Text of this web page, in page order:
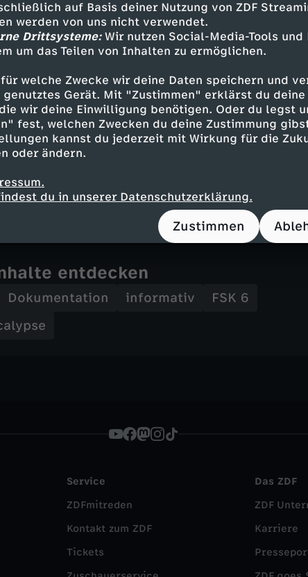
auf Basis deiner Nutzung von ZDF
werden von uns nicht verwendet.
Drittsysteme:Wir nutzen Social-Media-Tools und
um das Teilen von Inhalten zu ermöglichen.
welche Zwecke wir deine Daten speichern und
Gerät. Mit "Zustimmen" erklärst du deine
wir deine Einwilligung benötigen. Oder du legst
fest, welchen Zwecken du deine Zustimmung
kannst du jederzeit mit Wirkung für die
oder ändern.
du in unserer Datenschutzerklärung.
Zustimmen
Zivilisationen?
- ein faszinierendes Panorama aus
für den Untergang einiger der
seine versunkenen Stätten - Orte, an
eines Volkes zeugen. Sie sind unter der
überwuchert oder von einer
stellen sich die gleichen Fragen: Wie konnte
Warum verschwinden
entdecken
Dokumentation informativ
FSK 6
Service
ZDFmitreden
Kontakt zum ZDF
Tickets
Das ZDF
ZDF
Karriere